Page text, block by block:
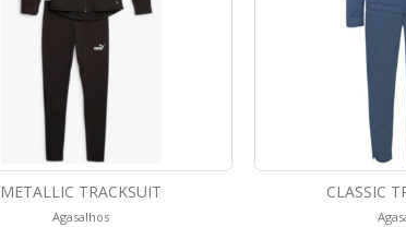
METALLIC TRACKSUIT
Agasalhos
CLASSIC